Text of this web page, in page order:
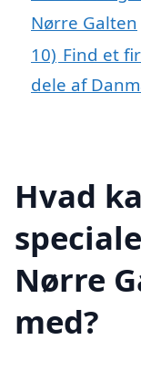
Nørre Galten
10) Find et
dele af
Hvad
Nørre
med?